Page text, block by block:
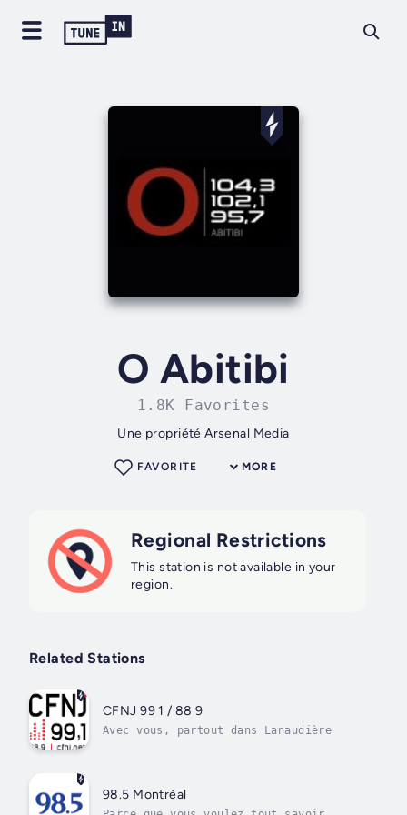
O Abitibi
1.8K Favorites
Une propriété Arsenal Media
MORE
FAVORITE
Regional Restrictions
This station is not available in your
region.
Related Stations
CFNJ 99 1 / 88 9
Avec vous, partout dans Lanaudière
98.5 Montréal